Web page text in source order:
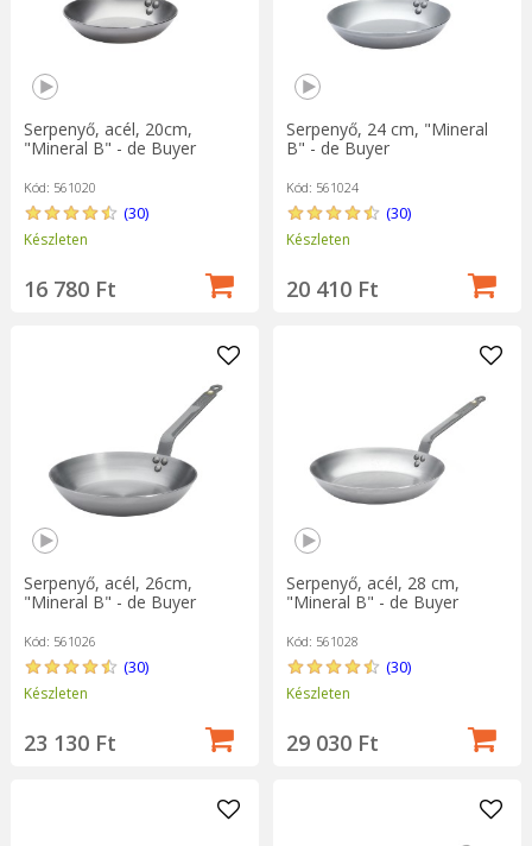
Serpenyő, acél, 20cm,
"Mineral B" - de Buyer
Kód: 561020
(30)
Készleten
16 780 Ft
Serpenyő, 24 cm, "Mineral
B" - de Buyer
Kód: 561024
(30)
Készleten
20 410 Ft
Serpenyő, acél, 26cm,
"Mineral B" - de Buyer
Kód: 561026
(30)
Készleten
23 130 Ft
Serpenyő, acél, 28 cm,
"Mineral B" - de Buyer
Kód: 561028
(30)
Készleten
29 030 Ft